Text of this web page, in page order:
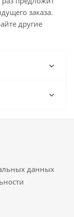
заказа.
другие
данных